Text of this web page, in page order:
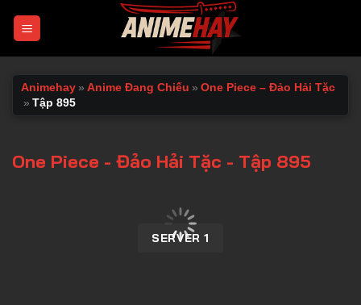
Animehay » Anime Đang Chiếu » One Piece – Đảo Hải Tặc
» Tập 895
One Piece - Đảo Hải Tặc - Tập 895
SERVER 1